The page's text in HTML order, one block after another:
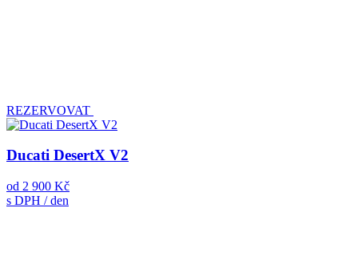
REZERVOVAT
Ducati DesertX V2
od 2 900 Kč
s DPH / den